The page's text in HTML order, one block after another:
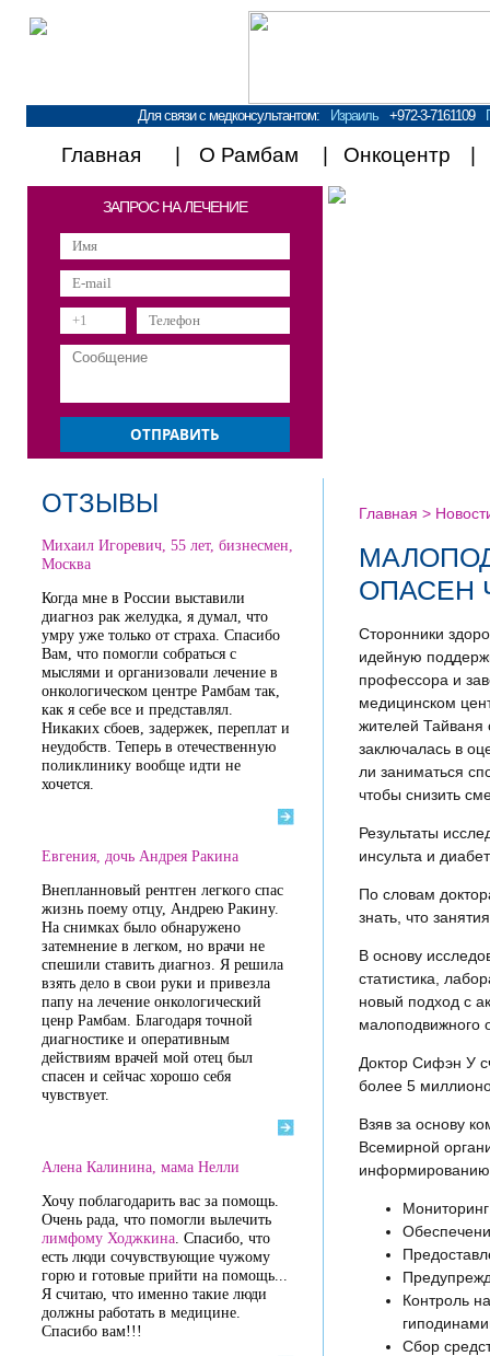
Для связи с медконсультантом: Израиль +972-3-7161109
Главная О Рамбам Онкоцентр
ЗАПРОС НА ЛЕЧЕНИЕ
ОТЗЫВЫ
Михаил Игоревич, 55 лет, бизнесмен,
Москва
Когда мне в России выставили
диагноз рак желудка, я думал, что
умру уже только от страха. Спасибо
Вам, что помогли собраться с
мыслями и организовали лечение в
онкологическом центре Рамбам так,
как я себе все и представлял.
Никаких сбоев, задержек, переплат и
неудобств. Теперь в отечественную
поликлинику вообще идти не
хочется.
Евгения, дочь Андрея Ракина
Внепланновый рентген легкого спас
жизнь поему отцу, Андрею Ракину.
На снимках было обнаружено
затемнение в легком, но врачи не
спешили ставить диагноз. Я решила
взять дело в свои руки и привезла
папу на лечение онкологический
ценр Рамбам. Благодаря точной
диагностике и оперативным
действиям врачей мой отец был
спасен и сейчас хорошо себя
чувствует.
Алена Калинина, мама Нелли
Хочу поблагодарить вас за помощь.
Очень рада, что помогли вылечить
лимфому Ходжкина. Спасибо, что
есть люди сочувствующие чужому
горю и готовые прийти на помощь...
Я считаю, что именно такие люди
должны работать в медицине.
Спасибо вам!!!
Главная >
ОПАСЕН
Сторонники
идейную
профессора и
медицинском
жителей Тайваня
заключалась в
ли заниматься
чтобы снизить
Результаты
инсульта и
По словам
знать, что
В основу
статистика,
новый подход с
малоподвижного
Доктор Сифэн У
более 5
Взяв за основу
Всемирной
информированию
Контроль
Сбор